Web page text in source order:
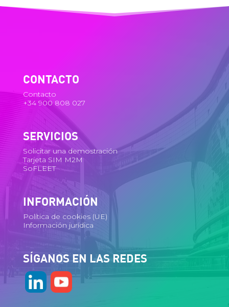
CONTACTO
Contacto
+34 900 808 027
SERVICIOS
Solicitar una demostración
Tarjeta SIM M2M
SoFLEET
INFORMACIÓN
Política de cookies (UE)
Información jurídica
SÍGANOS EN LAS REDES